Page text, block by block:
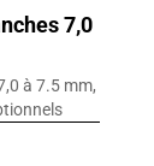
7,0
à 7.5 mm,